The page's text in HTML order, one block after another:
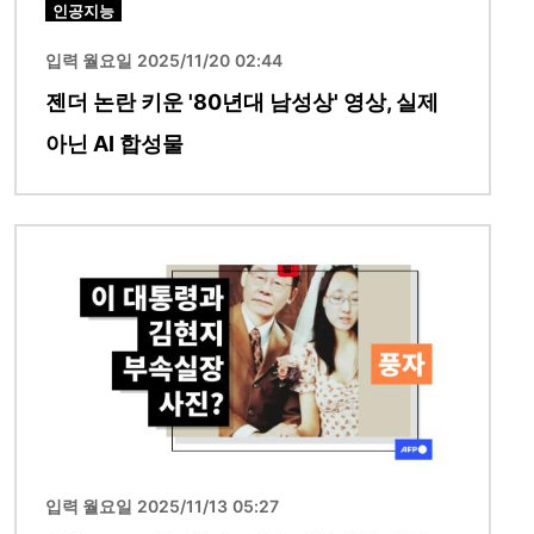
인공지능
입력 월요일 2025/11/20 02:44
젠더 논란 키운 '80년대 남성상' 영상, 실제
아닌 AI 합성물
입력 월요일 2025/11/13 05:27